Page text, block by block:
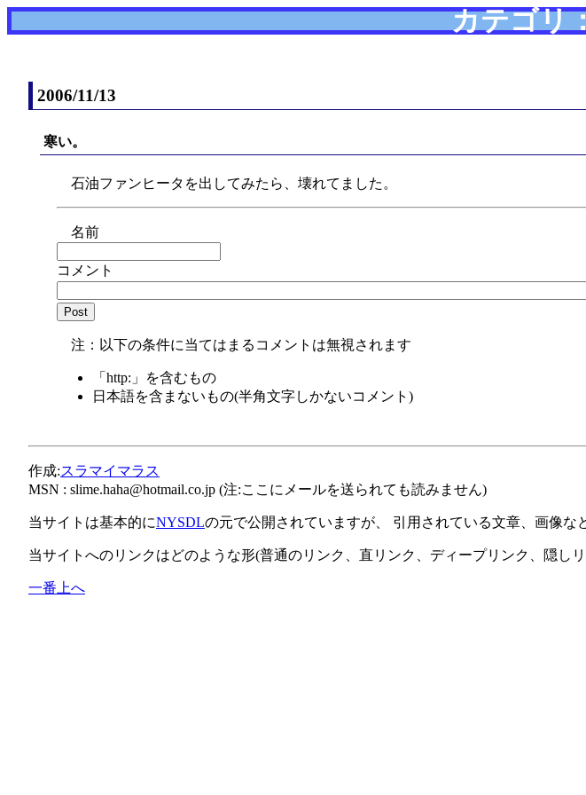
カテゴリ
2006/11/13
寒い。
石油ファンヒータを出してみたら、壊れてました。
名前
コメント
注：以下の条件に当てはまるコメントは無視されます
「http:」を含むもの
日本語を含まないもの(半角文字しかないコメント)
作成:スラマイマラス
MSN : slime.haha@hotmail.co.jp (注:ここにメールを送られても読みません)
当サイトは基本的にNYSDLの元で公開されていますが、 引用されている文章、画像な
当サイトへのリンクはどのような形(普通のリンク、直リンク、ディープリンク、隠し
一番上へ